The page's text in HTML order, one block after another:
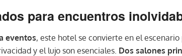
para encuentros
eventos, este hotel se convierte en el
y el lujo son esenciales. Dos salones